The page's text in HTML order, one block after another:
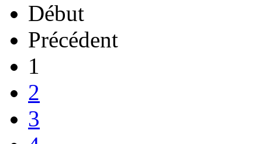
Début
Précédent
1
2
3